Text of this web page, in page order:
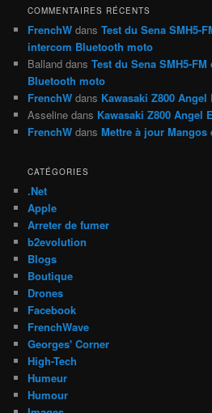
h
e
COMMENTAIRES RÉCENTS
FrenchW dansTest du Sena SMH5-
intercom Bluetooth moto
Balland dansTest du Sena SMH5-
Bluetooth moto
FrenchW dans Kawasaki Z800 Angel
Asseline dans Kawasaki Z800 Angel
FrenchW dansMettre à jour Mangos
CATÉGORIES
.Net
Apple
Arreter de fumer
b2evolution
Blogs
Boutique
Drones
Facebook
FrenchWave
Georges' Corner
High-Tech
Humeur
Humour